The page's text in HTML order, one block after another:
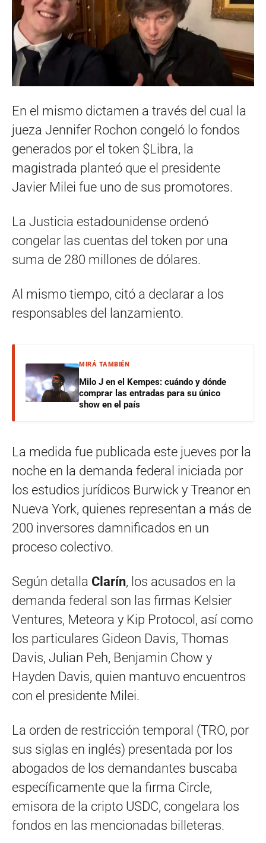
En el mismo dictamen a través del cual la
jueza Jennifer Rochon congeló lo fondos
generados por el token $Libra, la
magistrada planteó que el presidente
Javier Milei fue uno de sus promotores.
La Justicia estadounidense ordenó
congelar las cuentas del token por una
suma de 280 millones de dólares.
Al mismo tiempo, citó a declarar a los
responsables del lanzamiento.
MIRÁ TAMBIÉN
Milo J en el Kempes: cuándo y dónde
comprar las entradas para su único
show en el país
La medida fue publicada este jueves por la
noche en la demanda federal iniciada por
los estudios jurídicos Burwick y Treanor en
Nueva York, quienes representan a más de
200 inversores damnificados en un
proceso colectivo.
Según detalla Clarín, los acusados en la
demanda federal son las firmas Kelsier
Ventures, Meteora y Kip Protocol, así como
los particulares Gideon Davis, Thomas
Davis, Julian Peh, Benjamin Chow y
Hayden Davis, quien mantuvo encuentros
con el presidente Milei.
La orden de restricción temporal (TRO, por
sus siglas en inglés) presentada por los
abogados de los demandantes buscaba
específicamente que la firma Circle,
emisora de la cripto USDC, congelara los
fondos en las mencionadas billeteras.